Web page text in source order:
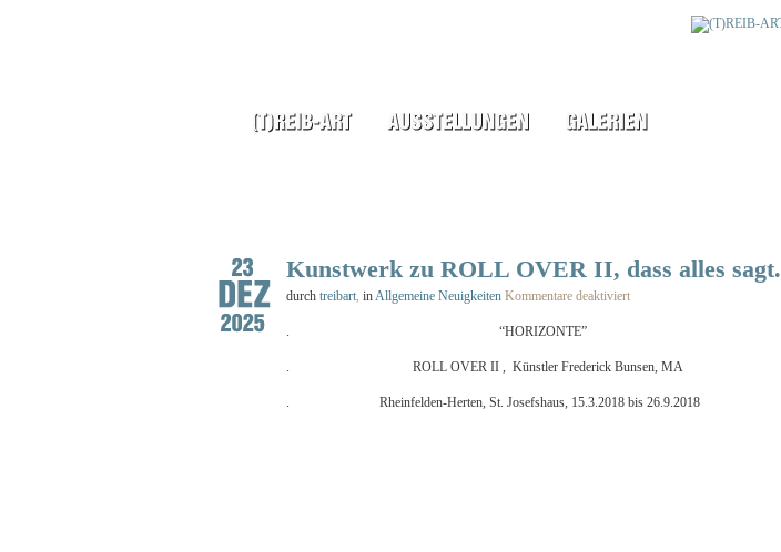
Kunstwerk zu ROLL OVER II, dass alles sagt.
durch treibart, inAllgemeine Neuigkeiten Kommentare deaktiviert
. “HORIZONTE”
. ROLL OVER II , Künstler Frederick Bunsen, MA
. Rheinfelden-Herten, St. Josefshaus, 15.3.2018 bis 26.9.2018